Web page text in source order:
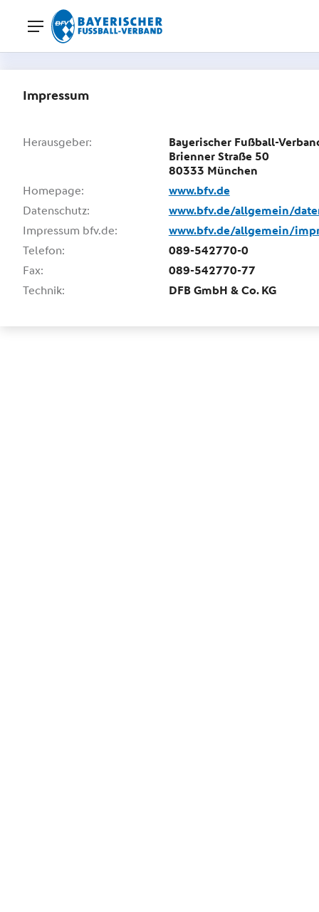
Impressum
Herausgeber:
Bayerischer Fußball-
Brienner Straße 50
80333 München
Homepage:
www.bfv.de
Datenschutz:
www.bfv.de/allgemein/
Impressum bfv.de:
www.bfv.de/allgemein/
Telefon:
089-542770-0
Fax:
089-542770-77
Technik:
DFB GmbH & Co. KG